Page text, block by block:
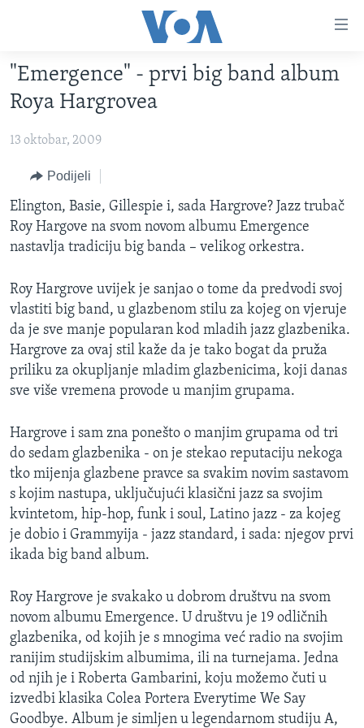
glavni
sadržaj
na
navigaciju
Idi
na
pretragu
TV PROGRAM
VIDEO
FOTOGRAFIJE DANA
VIJESTI
SJEDINJENE AMERIČKE DRŽAVE
BOSNA I HERCEGOVINA
NAUKA I TEHNOLOGIJA
SPECIJALNI PROJEKTI
SLOBODA MEDIJA
ŽENSKA STRANA
IZBJEGLIČKA STRANA
MAGAZIN
Learning English
PRATITE NAS
"Emergence" - prvi big band album
Roya Hargrovea
13 oktobar, 2009
Podijeli
Elington, Basie, Gillespie i, sada Hargrove? Jazz trubač
Roy Hargove na svom novom albumu Emergence
nastavlja tradiciju big banda – velikog orkestra.
Roy Hargrove uvijek je sanjao o tome da predvodi svoj
vlastiti big band, u glazbenom stilu za kojeg on vjeruje
da je sve manje popularan kod mladih jazz glazbenika.
Hargrove za ovaj stil kaže da je tako bogat da pruža
priliku za okupljanje mladim glazbenicima, koji danas
sve više vremena provode u manjim grupama.
Hargrove i sam zna ponešto o manjim grupama od tri
do sedam glazbenika - on je stekao reputaciju nekoga
tko mijenja glazbene pravce sa svakim novim sastavom
s kojim nastupa, uključujući klasični jazz sa svojim
kvintetom, hip-hop, funk i soul, Latino jazz - za kojeg
je dobio i Grammyija - jazz standard, i sada: njegov prvi
ikada big band album.
Roy Hargrove je svakako u dobrom društvu na svom
novom albumu Emergence. U društvu je 19 odličnih
glazbenika, od kojih je s mnogima već radio na svojim
ranijim studijskim albumima, ili na turnejama. Jedna
od njih je i Roberta Gambarini, koju možemo čuti u
izvedbi klasika Colea Portera Everytime We Say
Goodbye. Album je simljen u legendarnom studiju A,